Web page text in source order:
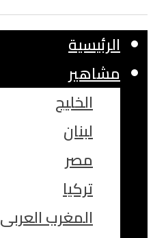
الرئيسية
مشاهير
الخليج
لبنان
مصر
تركيا
المغرب العربى